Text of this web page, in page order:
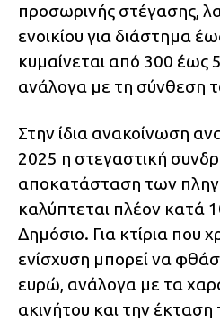
προσωρινής στέγασης,
ενοικίου για διάστημα
κυμαίνεται από 300 έως
ανάλογα με τη σύνθεση
Στην ίδια ανακοίνωση
2025 η στεγαστική
αποκατάσταση των
καλύπτεται πλέον κατά
Δημόσιο. Για κτίρια που
ενίσχυση μπορεί να
ευρώ, ανάλογα με τα
ακινήτου και την